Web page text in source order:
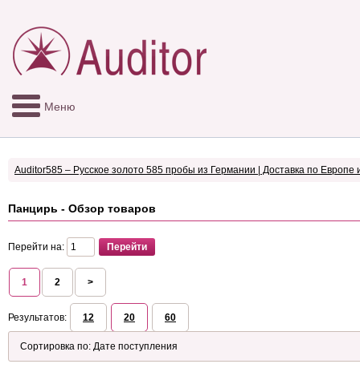
Меню
Auditor585 – Русское золото 585 пробы из Германии | Доставка по Европе
Панцирь - Обзор товаров
Перейти на:
1 2 >
Результатов: 12 20 60